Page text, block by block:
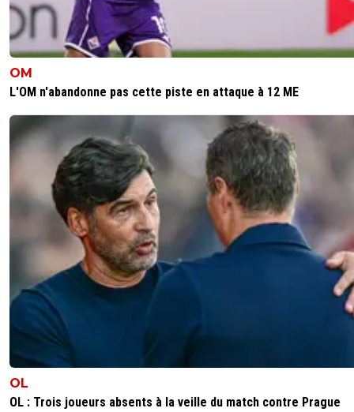
OM
L'OM n'abandonne pas cette piste en attaque à 12 ME
OL
OL : Trois joueurs absents à la veille du match contre Prague